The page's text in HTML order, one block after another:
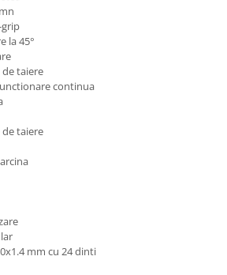
la 45°
de taiere
continua
taiere
mm cu 24 dinti